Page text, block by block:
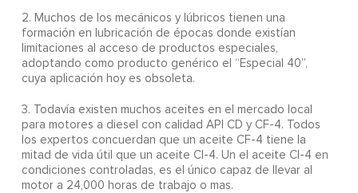
2. Muchos de los mecánicos y lúbricos tienen una
formación en lubricación de épocas donde existían
limitaciones al acceso de productos especiales,
adoptando como producto genérico el “Especial 40”,
cuya aplicación hoy es obsoleta.
3. Todavía existen muchos aceites en el mercado local
para motores a diesel con calidad API CD y CF-4. Todos
los expertos concuerdan que un aceite CF-4 tiene la
mitad de vida útil que un aceite CI-4. Un el aceite CI-4 en
condiciones controladas, es el único capaz de llevar al
motor a 24,000 horas de trabajo o mas.